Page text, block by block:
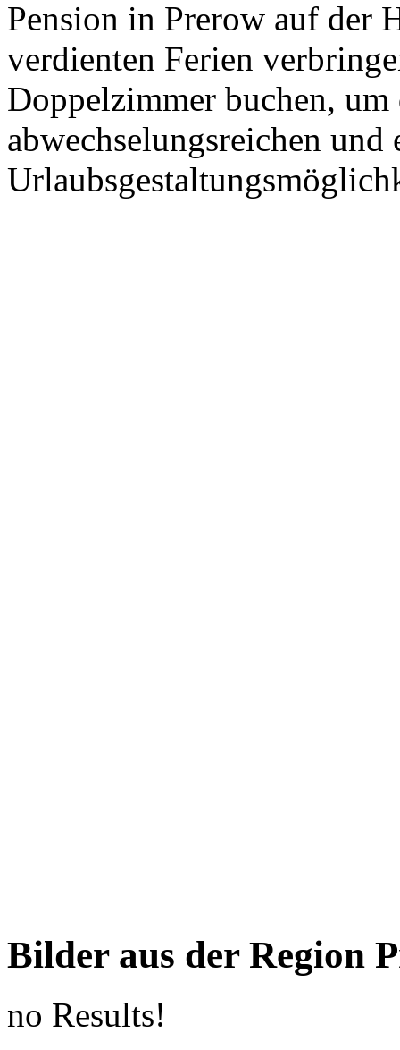
Pension in Prerow auf der
verdienten Ferien
Doppelzimmer buchen,
abwechselungsreichen und
Bilder aus der Region
no Results!